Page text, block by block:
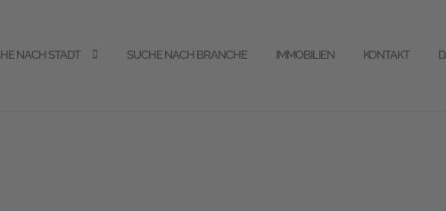
NACH STADT SUCHE NACH BRANCHE IMMOBILIEN KONTAKT